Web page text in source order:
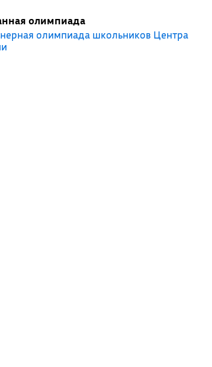
олимпиада
олимпиада школьников Центра